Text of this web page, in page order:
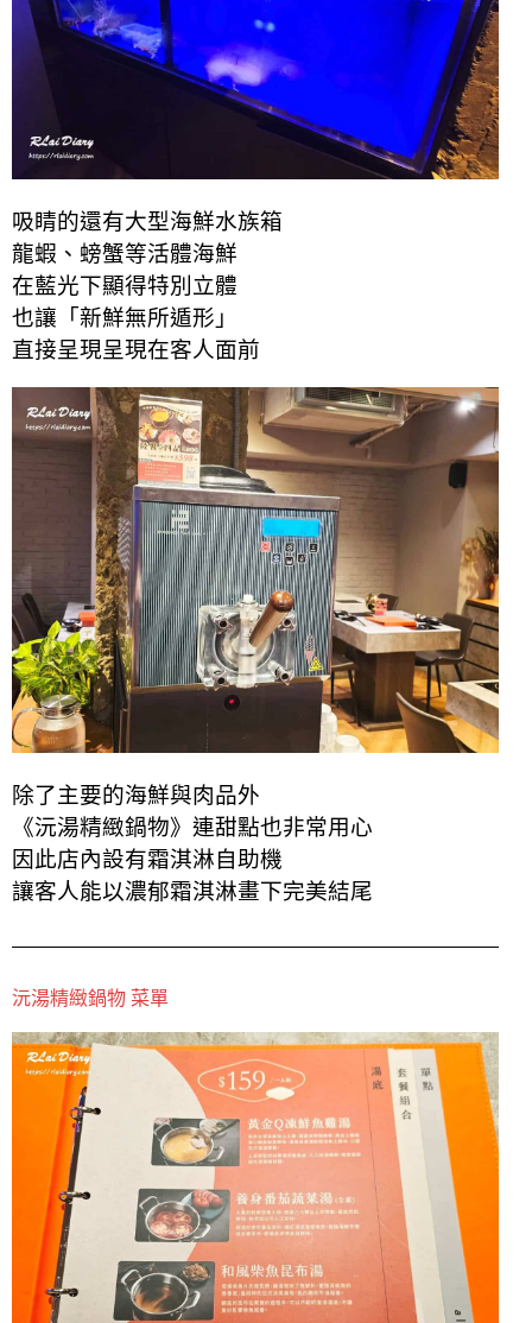
吸睛的還有大型海鮮水族箱
龍蝦、螃蟹等活體海鮮
在藍光下顯得特別立體
也讓「新鮮無所遁形」
直接呈現呈現在客人面前
除了主要的海鮮與肉品外
《沅湯精緻鍋物》連甜點也非常用心
因此店內設有霜淇淋自助機
讓客人能以濃郁霜淇淋畫下完美結尾
沅湯精緻鍋物 菜單